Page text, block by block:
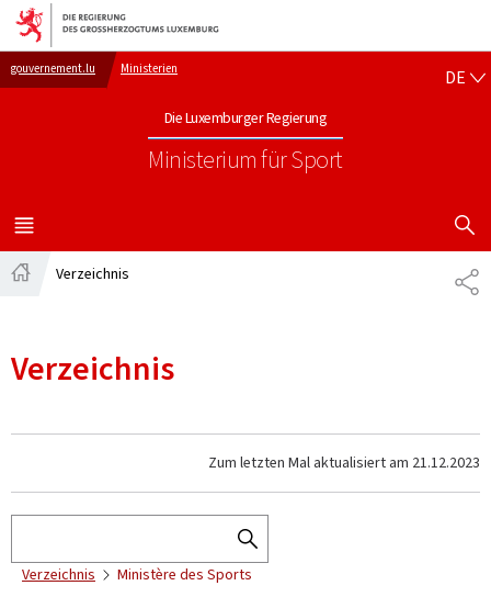
Zur Hauptnavigation
Zum Inhalt
gouvernement.lu Ministerien
Die Luxemburger Regierung
Ministerium für Sport
DE
MENÜ
HAUPT-
Verzeichnis
Verzeichnis
Zum letzten Mal aktualisiert am 21.12.2023
SEARCH
THE
Verzeichnis Ministère des Sports